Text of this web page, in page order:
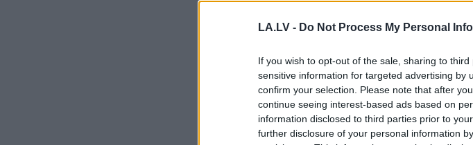
LA.LV - Do Not Process My Personal
If you wish to opt-out of the sale, sharing to
sensitive information for targeted advertising by
confirm your selection. Please note that after
continue seeing interest-based ads based on
information disclosed to third parties prior to
further disclosure of your personal information